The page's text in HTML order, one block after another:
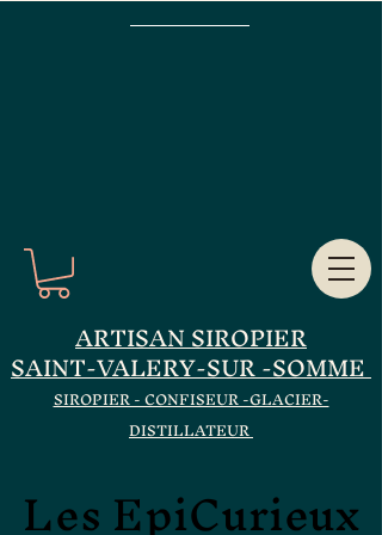
ARTISAN SIROPIER
SAINT-VALERY-SUR -SOMME
SIROPIER - CONFISEUR -GLACIER-
DISTILLATEUR
Les EpiCurieux
Les EpiCurieux